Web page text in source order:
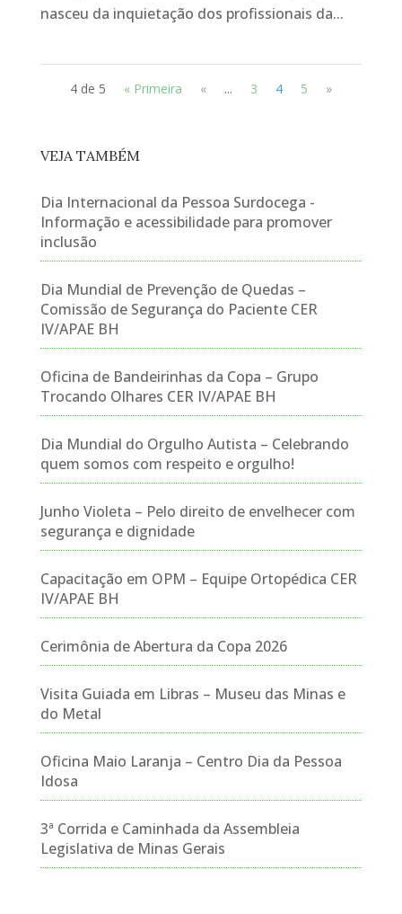
nasceu da inquietação dos profissionais da...
4 de 5 « Primeira « ... 3 4 5 »
VEJA TAMBÉM
Dia Internacional da Pessoa Surdocega -
Informação e acessibilidade para promover
inclusão
Dia Mundial de Prevenção de Quedas –
Comissão de Segurança do Paciente CER
IV/APAE BH
Oficina de Bandeirinhas da Copa – Grupo
Trocando Olhares CER IV/APAE BH
Dia Mundial do Orgulho Autista – Celebrando
quem somos com respeito e orgulho!
Junho Violeta – Pelo direito de envelhecer com
segurança e dignidade
Capacitação em OPM – Equipe Ortopédica CER
IV/APAE BH
Cerimônia de Abertura da Copa 2026
Visita Guiada em Libras – Museu das Minas e
do Metal
Oficina Maio Laranja – Centro Dia da Pessoa
Idosa
3ª Corrida e Caminhada da Assembleia
Legislativa de Minas Gerais